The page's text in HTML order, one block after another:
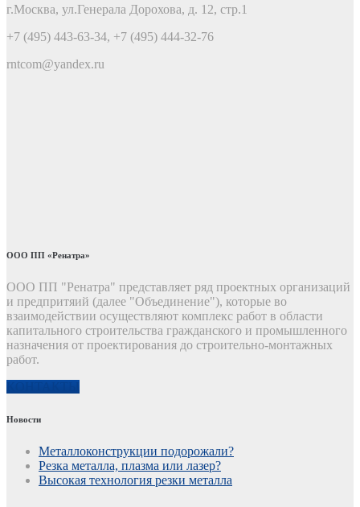
г.Москва, ул.Генерала Дорохова, д. 12, стр.1
+7 (495) 443-63-34, +7 (495) 444-32-76
rntcom@yandex.ru
ООО ПП «Ренатра»
ООО ПП "Ренатра" представляет ряд проектных организаций
и предпритяий (далее "Объединение"), которые во
взаимодействии осуществляют комплекс работ в области
капитального строительства гражданского и промышленного
назначения от проектирования до строительно-монтажных
работ.
Новости
Металлоконструкции подорожали?
Резка металла, плазма или лазер?
Высокая технология резки металла